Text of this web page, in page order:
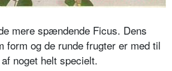
mere spændende Ficus. Dens
form og de runde frugter er med til
noget helt specielt.